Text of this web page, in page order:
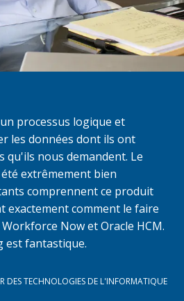
processus logique et
les données dont ils ont
qu'ils nous demandent. Le
extrêmement bien
comprennent ce produit
exactement comment le faire
Now et Oracle HCM.
est fantastique.
DES TECHNOLOGIES DE L'INFORMATIQUE